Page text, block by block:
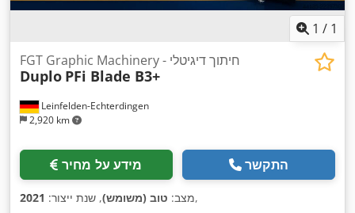
1 / 1
Leinfelden-Echterdingen
2,920 km
FGT Graphic Machinery - חיתוך דיגיטלי
Duplo PFi Blade B3+
מידע על מחיר התקשר
מצב: טוב (משומש), שנת ייצור: 2021 ,